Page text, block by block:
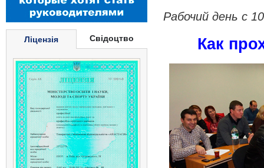
Ліцензія Свідоцтво
Рабочий день с
Как